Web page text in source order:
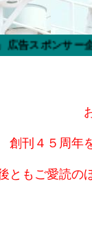
業
創刊４５周年
ともご愛読の